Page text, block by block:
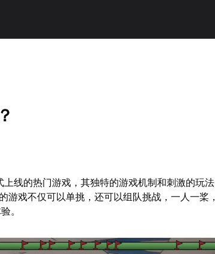
线的热门游戏，其独特的游戏机制和刺激的玩法
游戏不仅可以单挑，还可以组队挑战，一人一桨，
。